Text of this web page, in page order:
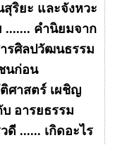
ริยะ และจังหวะ
....... คำนิยมจาก
รศิลปวัฒนธรรม
นก่อน
ศาสตร์ เผชิญ
อารยธรรม
ดี ...... เกิดอะไร